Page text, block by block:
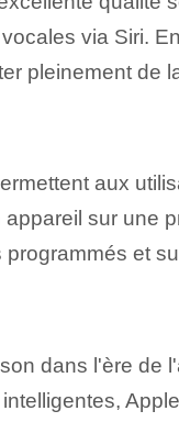
via Siri.
pleinement de
aux
sur une
et
dans l'ère de